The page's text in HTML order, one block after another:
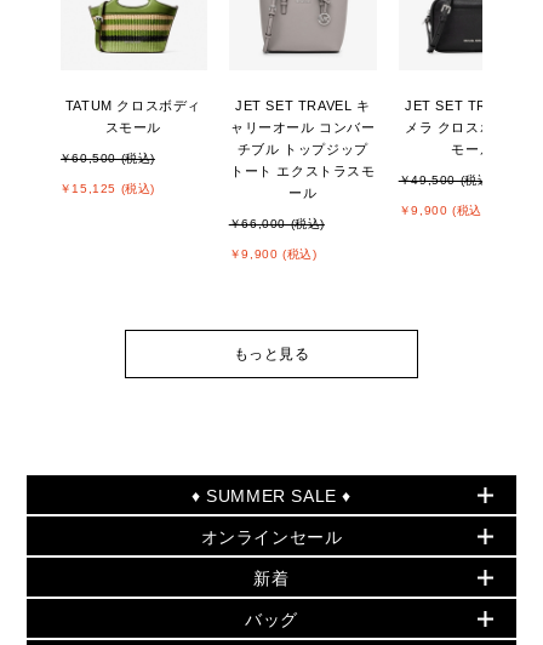
TATUM クロスボディ
スモール
￥60,500 (税込)
￥15,125 (税込)
JET SET TRAVEL キ
ャリーオール コンバー
チブル トップジップ
トート エクストラスモ
ール
￥66,000 (税込)
￥9,900 (税込)
JET SET TRAVEL カ
メラ クロスボディ ス
モール
￥49,500 (税込)
￥9,900 (税込)
もっと見る
♦ SUMMER SALE ♦
セールおすすめアイテム
▶ ウィメンズ
バッグ
オンラインセール
PRODUCT OF THE MONTH - 今月の特別価格
再値下げアイテム
新着
夏のスタイル
バッグ